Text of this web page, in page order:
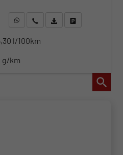
WhatsApp anfragen
Wir rufen Sie anFahrzeugexposé (PDF)
l/100km
g/km